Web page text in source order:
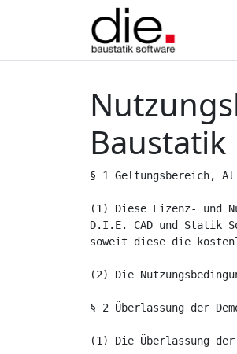
Baustatik
§ 1 Geltungsbereich,
(1) Diese Lizenz- und
D.I.E. CAD und Statik
soweit diese die
(2) Die
§ 2 Überlassung der
(1) Die Überlassung